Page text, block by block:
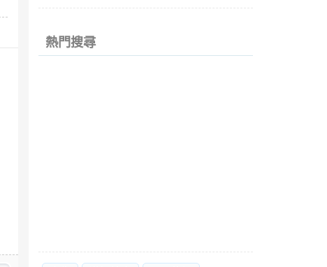
熱門搜尋